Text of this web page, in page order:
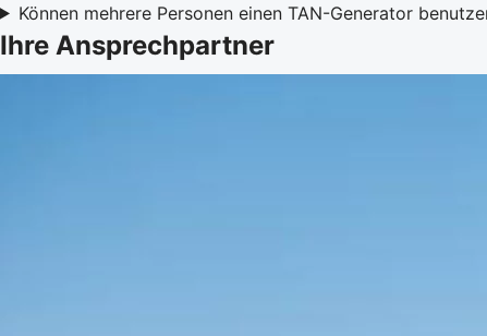
Können mehrere Personen einen TAN-Generator
Ihre Ansprechpartner